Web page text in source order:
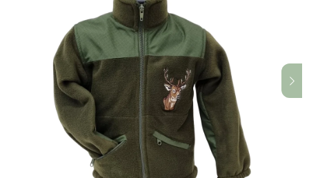
hviezdičiek.